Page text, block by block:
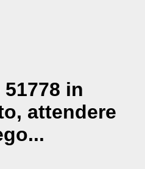
in
attendere